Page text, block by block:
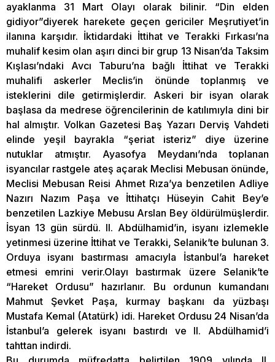
ayaklanma 31 Mart Olayı olarak bilinir. “Din elden
gidiyor”diyerek harekete geçen gericiler Meşrutiyet’in
ilanına karşıdır. İktidardaki İttihat ve Terakki Fırkası’na
muhalif kesim olan aşırı dinci bir grup 13 Nisan’da Taksim
Kışlası’ndaki Avcı Taburu’na bağlı İttihat ve Terakki
muhalifi askerler Meclis’in önünde toplanmış ve
isteklerini dile getirmişlerdir. Askeri bir isyan olarak
başlasa da medrese öğrencilerinin de katılımıyla dini bir
hal almıştır. Volkan Gazetesi Baş Yazarı Derviş Vahdeti
elinde yeşil bayrakla “şeriat isteriz” diye üzerine
nutuklar atmıştır. Ayasofya Meydanı’nda toplanan
isyancılar rastgele ateş açarak Meclisi Mebusan önünde,
Meclisi Mebusan Reisi Ahmet Rıza’ya benzetilen Adliye
Nazırı Nazım Paşa ve İttihatçı Hüseyin Cahit Bey’e
benzetilen Lazkiye Mebusu Arslan Bey öldürülmüşlerdir.
İsyan 13 gün sürdü. II. Abdülhamid’in, isyanı izlemekle
yetinmesi üzerine İttihat ve Terakki, Selanik’te bulunan 3.
Orduya isyanı bastırması amacıyla İstanbul’a hareket
etmesi emrini verir.Olayı bastırmak üzere Selanik’te
“Hareket Ordusu” hazırlanır. Bu ordunun kumandanı
Mahmut Şevket Paşa, kurmay başkanı da yüzbaşı
Mustafa Kemal (Atatürk) idi. Hareket Ordusu 24 Nisan’da
İstanbul’a gelerek isyanı bastırdı ve II. Abdülhamid’i
tahttan indirdi.